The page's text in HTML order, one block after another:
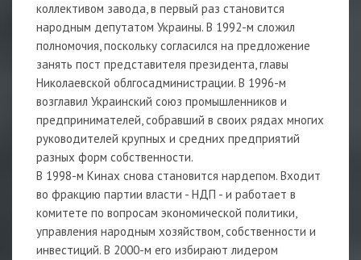
коллективом завода, в первый раз становится
народным депутатом Украины. В 1992-м сложил
полномочия, поскольку согласился на предложение
занять пост представителя президента, главы
Николаевской облгосадминистрации. В 1996-м
возглавил Украинский союз промышленников и
предпринимателей, собравший в своих рядах многих
руководителей крупных и средних предприятий
разных форм собственности.
В 1998-м Кинах снова становится нардепом. Входит
во фракцию партии власти - НДП - и работает в
комитете по вопросам экономической политики,
управления народным хозяйством, собственности и
инвестиций. В 2000-м его избирают лидером